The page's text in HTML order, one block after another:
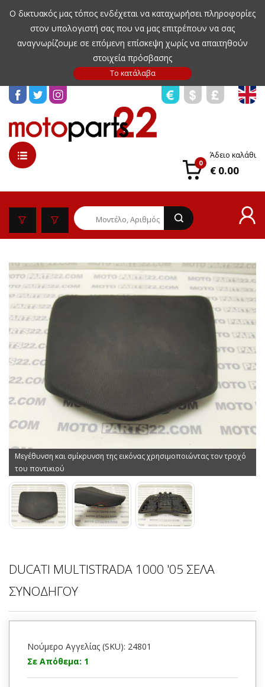
Ο δικτυακός μας τόπος ενδέχεται να καταχωρήσει πληροφορίες
στον υπολογιστή σας που να μας επιτρέπουν να σας
αναγνωρίζουμε σε επόμενη επίσκεψη χωρίς να απαιτηθούν
στοιχεία πρόσβασης
0
Άδειο καλάθι
€ 0.00
Μεγέθυνση και σμίκρυνση της εικόνας χρησιμοποιώντας τον τροχό
του ποντικιού
DUCATI MULTISTRADA 1000 '05 ΣΕΛΑ
ΣΥΝΟΔΗΓΟΥ
Νούμερο Αγγελίας (SKU): 24801
Σε Απόθεμα: 1